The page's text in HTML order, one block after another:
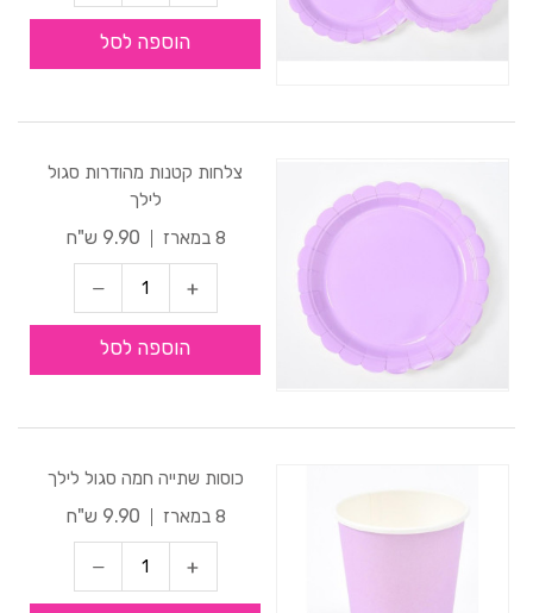
הוספה לסל
צלחות קטנות מהודרות סגול
לילך
8 במארז
9.90 ש"ח
הוספה לסל
כוסות שתייה חמה סגול לילך
8 במארז
9.90 ש"ח